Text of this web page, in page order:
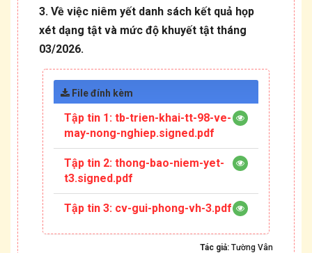
3. Về việc niêm yết danh sách kết quả họp
xét dạng tật và mức độ khuyết tật tháng
03/2026.
File đính kèm
Tập tin 1: tb-trien-khai-tt-98-ve-
may-nong-nghiep.signed.pdf
Tập tin 2: thong-bao-niem-yet-
t3.signed.pdf
Tập tin 3: cv-gui-phong-vh-3.pdf
Tác giả: Tường Vân